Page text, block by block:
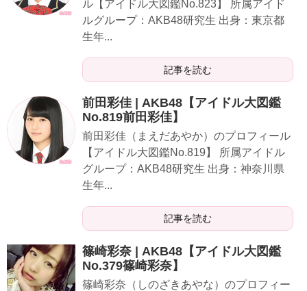
ル【アイドル大図鑑No.823】 所属アイド
ルグループ：AKB48研究生 出身：東京都
生年...
記事を読む
前田彩佳 | AKB48【アイドル大図鑑
No.819前田彩佳】
前田彩佳（まえだあやか）のプロフィール
【アイドル大図鑑No.819】 所属アイドル
グループ：AKB48研究生 出身：神奈川県
生年...
記事を読む
篠崎彩奈 | AKB48【アイドル大図鑑
No.379篠崎彩奈】
篠崎彩奈（しのざきあやな）のプロフィー